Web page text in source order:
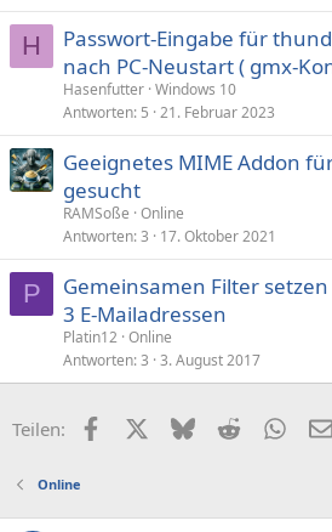
H
Passwort-Eingabe für
nach PC-Neustart ( gmx-
Hasenfutter Windows 10
Antworten 5 21. Februar 2023
Geeignetes MIME Addon
gesucht
RAMSoße Online
Antworten 3 17. Oktober 2021
P
Gemeinsamen Filter
3 E-Mailadressen
Platin12 Online
Antworten 3 3. August 2017
Teilen: FacebookX (Twitter)
BlueskyReddit
Online